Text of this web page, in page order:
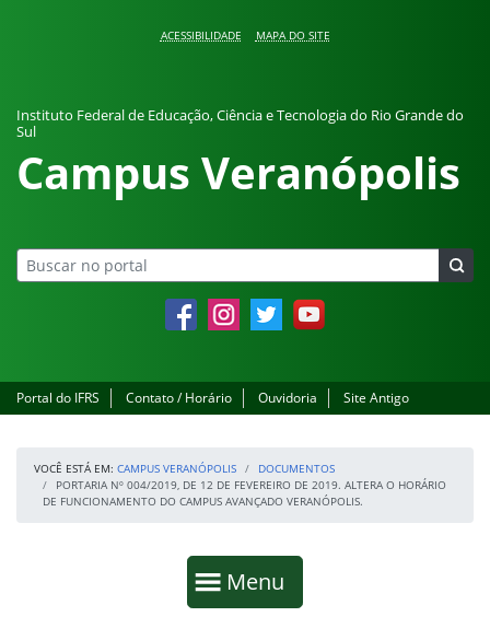
ACESSIBILIDADE MAPA DO SITE
Instituto Federal de Educação, Ciência e Tecnologia do Rio Grande do
Sul
Campus Veranópolis
FacebookInstagramTwitter YouTube
Portal do IFRS Contato / Horário Ouvidoria Site Antigo
VOCÊ ESTÁ EM: CAMPUS VERANÓPOLIS
DOCUMENTOS
PORTARIA Nº 004/2019, DE 12 DE FEVEREIRO DE 2019. ALTERA O HORÁRIO
DE FUNCIONAMENTO DO CAMPUS AVANÇADO VERANÓPOLIS.
Mostrar
Menu